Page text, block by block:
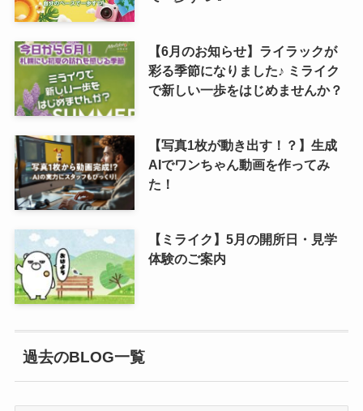
【6月のお知らせ】ライラックが
彩る季節になりました♪ ミライク
で新しい一歩をはじめませんか？
【写真1枚が動き出す！？】生成
AIでワンちゃん動画を作ってみ
た！
【ミライク】5月の開所日・見学
体験のご案内
過去のBLOG一覧